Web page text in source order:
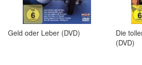
Geld oder Leber (DVD)
Die
(DVD)